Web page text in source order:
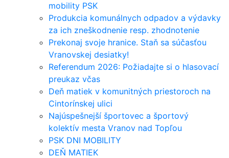
mobility PSK
Produkcia komunálnych odpadov a výdavky
za ich zneškodnenie resp. zhodnotenie
Prekonaj svoje hranice. Staň sa súčasťou
Vranovskej desiatky!
Referendum 2026: Požiadajte si o hlasovací
preukaz včas
Deň matiek v komunitných priestoroch na
Cintorínskej ulici
Najúspešnejší športovec a športový
kolektív mesta Vranov nad Topľou
PSK DNI MOBILITY
DEŇ MATIEK